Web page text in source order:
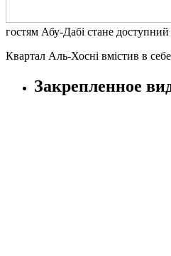
гостям Абу-Дабі стане
Квартал Аль-Хосні вмістив в
Закрепленное